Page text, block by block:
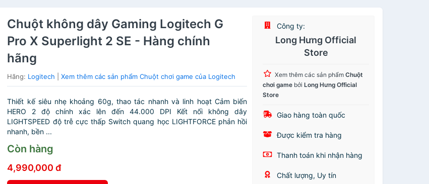
Chuột không dây Gaming Logitech G
Pro X Superlight 2 SE - Hàng chính
hãng
Hãng: Logitech |Xem thêm các sản phẩm Chuột chơi game của Logitech
Thiết kế siêu nhẹ khoảng 60g, thao tác nhanh và linh hoạt Cảm biến
HERO 2 độ chính xác lên đến 44.000 DPI Kết nối không dây
LIGHTSPEED độ trễ cực thấp Switch quang học LIGHTFORCE phản hồi
nhanh, bền ...
Còn hàng
4,990,000 đ
Công ty:
Long Hưng Official
Store
Xem thêm các sản phẩmChuột
chơi game bởiLong Hưng Official
Store
Giao hàng toàn quốc
Được kiểm tra hàng
Thanh toán khi nhận hàng
Chất lượng, Uy tín